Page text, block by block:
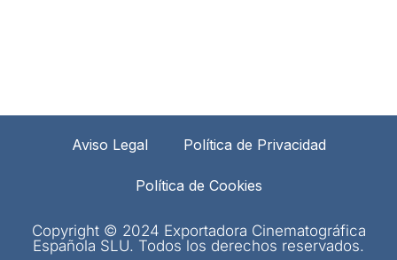
Aviso Legal Política de Privacidad
Política de Cookies
Copyright © 2024 Exportadora Cinematográfica
Española SLU. Todos los derechos reservados.